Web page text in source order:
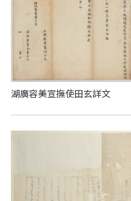
湖廣容美宣撫使田玄詳文